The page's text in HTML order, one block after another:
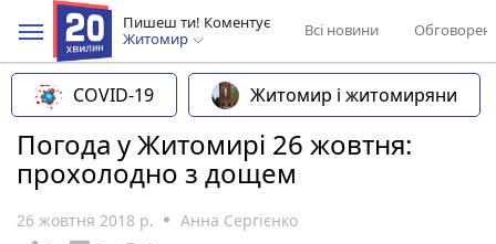
Пишеш ти! Коментує
Житомир
Всі новини
COVID-19 Житомир і житомиряни
Погода у Житомирі 26 жовтня:
прохолодно з дощем
26 жовтня 2018 р. Анна Сергієнко